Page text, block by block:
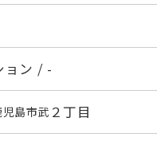
ョン / -
島市武 ２丁目